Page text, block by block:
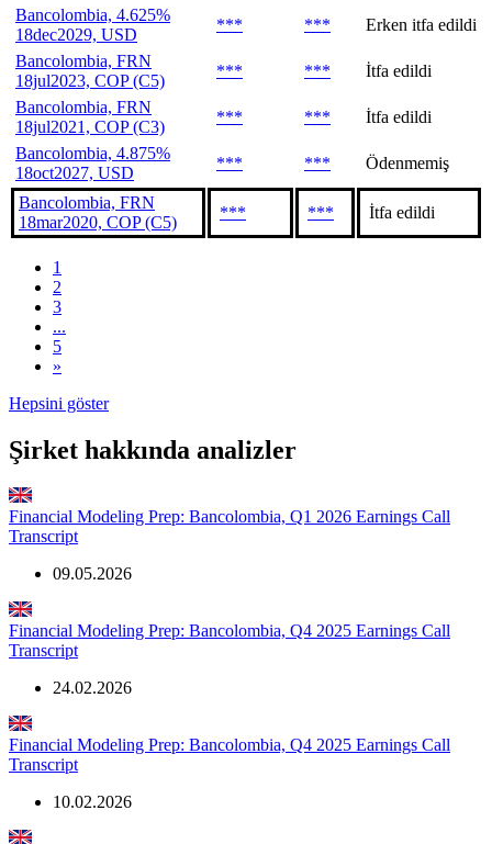
Bancolombia, 4.625%
18dec2029, USD
*** ***
Erken itfa edildi
Bancolombia, FRN
18jul2023, COP (C5)
*** ***
İtfa edildi
Bancolombia, FRN
18jul2021, COP (C3)
*** ***
İtfa edildi
Bancolombia, 4.875%
18oct2027, USD
*** *** Ödenmemiş
Bancolombia, FRN
18mar2020, COP (C5)
*** *** İtfa edildi
1
2
3
...
5
»
Hepsini göster
Şirket hakkında analizler
Financial Modeling Prep: Bancolombia, Q1 2026 Earnings Call
Transcript
09.05.2026
Financial Modeling Prep: Bancolombia, Q4 2025 Earnings Call
Transcript
24.02.2026
Financial Modeling Prep: Bancolombia, Q4 2025 Earnings Call
Transcript
10.02.2026